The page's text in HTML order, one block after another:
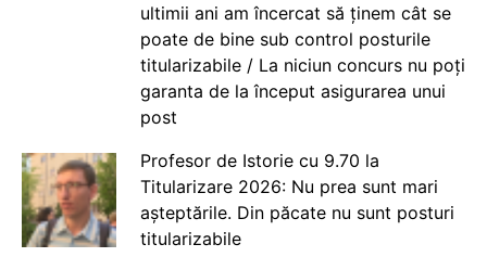
ultimii ani am încercat să ținem cât se
poate de bine sub control posturile
titularizabile / La niciun concurs nu poți
garanta de la început asigurarea unui
post
Profesor de Istorie cu 9.70 la
Titularizare 2026: Nu prea sunt mari
așteptările. Din păcate nu sunt posturi
titularizabile